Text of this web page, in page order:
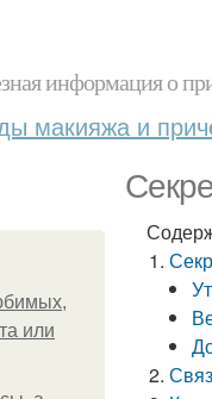
информация о
макияжа и
или